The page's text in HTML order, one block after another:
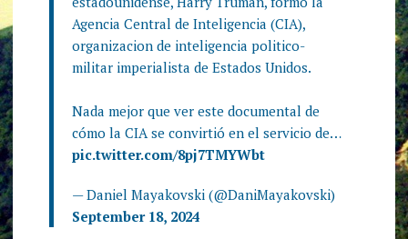
Agencia Central de Inteligencia (CIA),
organizacion de inteligencia politico-
militar imperialista de Estados Unidos.
Nada mejor que ver este documental de
cómo la CIA se convirtió en el servicio de…
pic.twitter.com/8pj7TMYWbt
— Daniel Mayakovski (@DaniMayakovski)
September 18, 2024